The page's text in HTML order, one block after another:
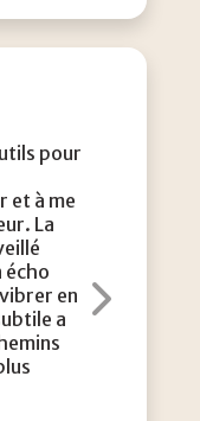
pour
et à me
La
écho
en
a